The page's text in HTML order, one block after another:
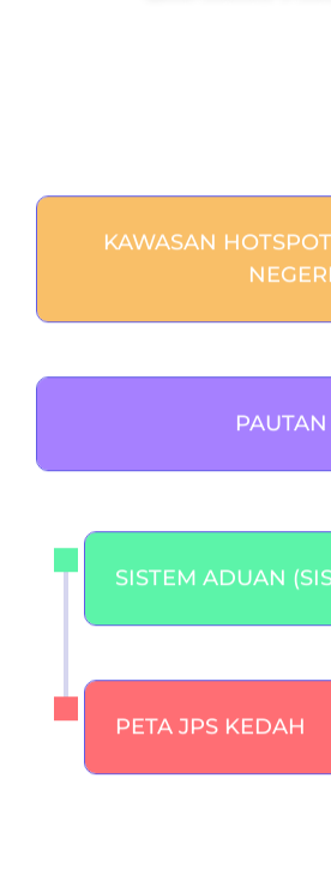
KAWASAN
SISTEM ADUAN
PETA JPS KEDAH